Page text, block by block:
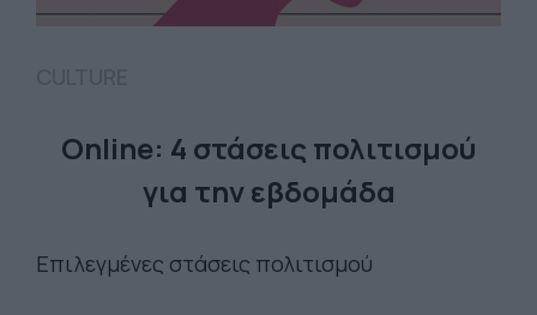
Online: 4 στάσεις πολιτισμού
για την εβδομάδα
Επιλεγμένες στάσεις πολιτισμού